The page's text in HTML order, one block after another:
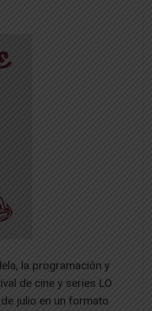
la programación y
de cine y series LO
julio en un formato